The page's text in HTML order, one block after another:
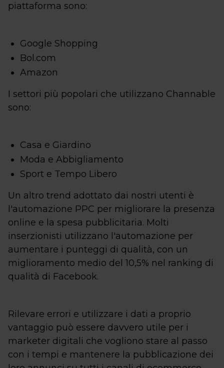
piattaforma sono:
Google Shopping
Bol.com
Amazon
I settori più popolari che utilizzano Channable
sono:
Casa e Giardino
Moda e Abbigliamento
Sport e Tempo Libero
Un altro trend adottato dai nostri utenti è
l'automazione PPC per migliorare la presenza
online e la spesa pubblicitaria. Molti
inserzionisti utilizzano l'automazione per
aumentare i punteggi di qualità, con un
miglioramento medio del 10,5% nel ranking di
qualità di Facebook.
Rilevare errori e utilizzare i dati a proprio
vantaggio può essere davvero utile per i
marketer digitali che vogliono stare al passo
con i tempi e mantenere la pubblicazione dei